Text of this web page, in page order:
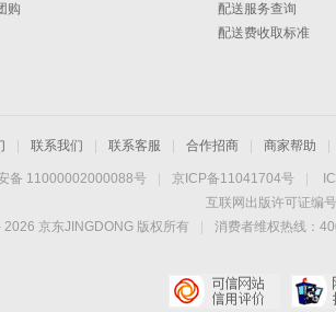
购
配送服务查询
配送费收取标准
联系我们 联系客服 合作招商 商家帮助
备 11000002000088号 京ICP备11041704号
互联网出版许可证编
2026 京东JINGDONG 版权所有 消费者维权热线：